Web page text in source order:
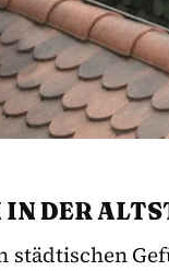
DER